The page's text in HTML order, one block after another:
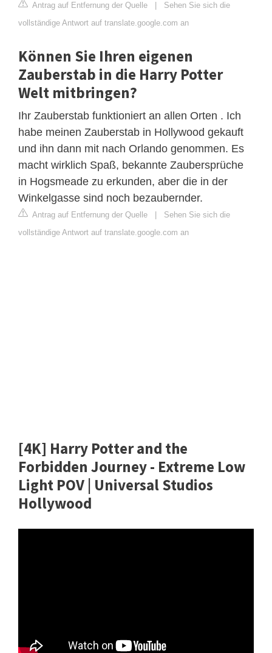
Antrag auf Entfernung der Quelle
Sehen Sie sich die
vollständige Antwort auf translate.google.com an
Können Sie Ihren eigenen
Zauberstab in die Harry Potter
Welt mitbringen?
Ihr Zauberstab funktioniert an allen Orten . Ich
habe meinen Zauberstab in Hollywood gekauft
und ihn dann mit nach Orlando genommen. Es
macht wirklich Spaß, bekannte Zaubersprüche
in Hogsmeade zu erkunden, aber die in der
Winkelgasse sind noch bezaubernder.
Antrag auf Entfernung der Quelle
Sehen Sie sich die
vollständige Antwort auf translate.google.com an
[4K] Harry Potter and the
Forbidden Journey - Extreme Low
Light POV | Universal Studios
Hollywood